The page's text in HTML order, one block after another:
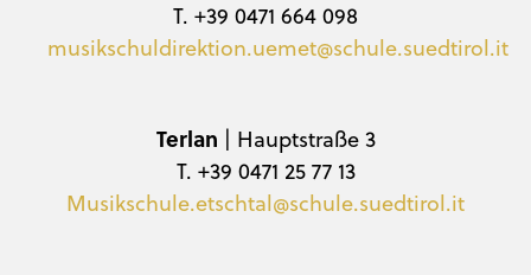
T. +39 0471 664 098
musikschuldirektion.uemet@schule.suedtirol.it
Terlan | Hauptstraße 3
T. +39 0471 25 77 13
Musikschule.etschtal@schule.suedtirol.it